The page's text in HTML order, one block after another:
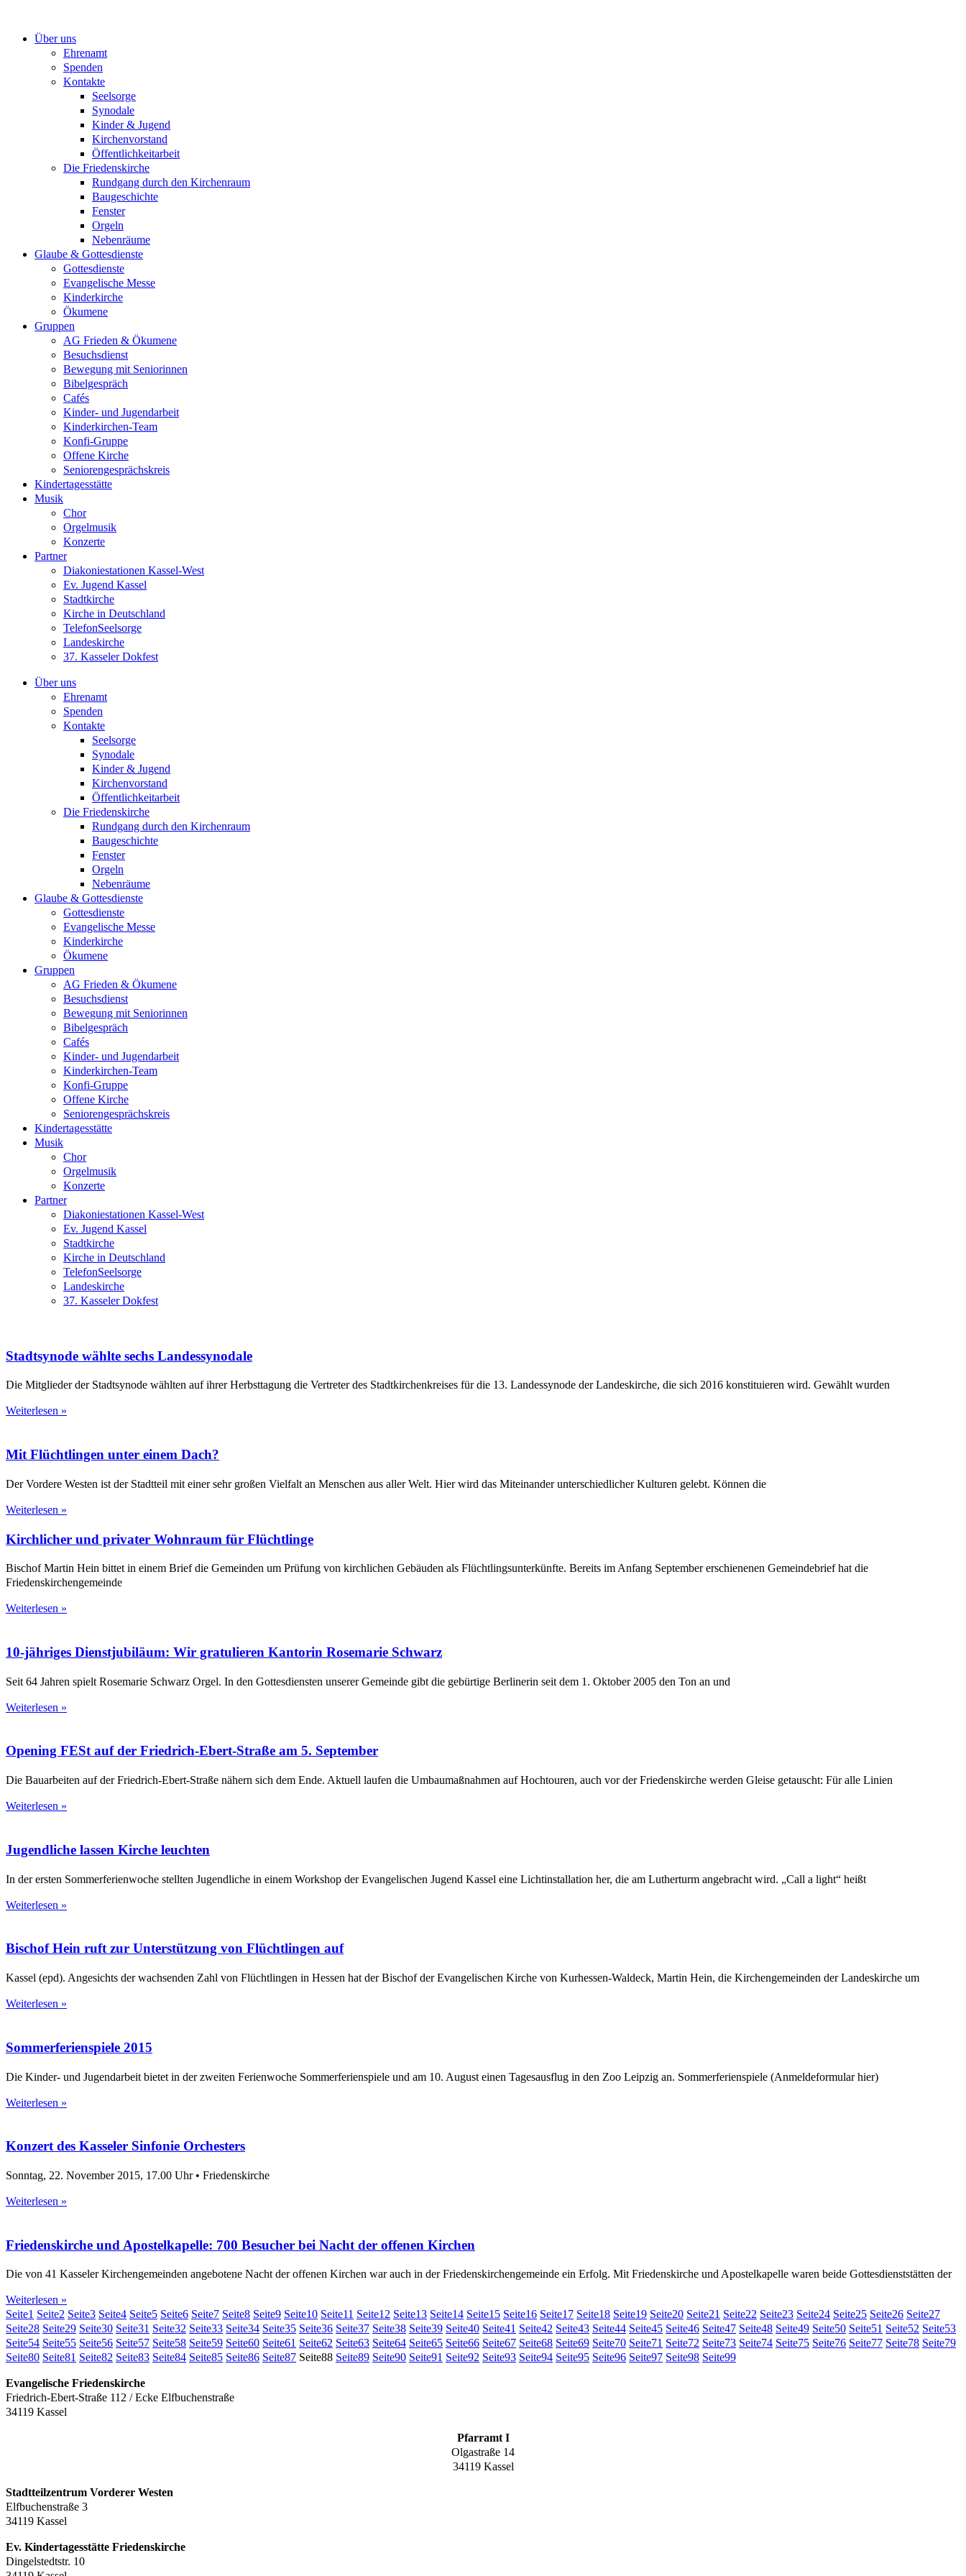
springenÜber uns
Ehrenamt
Spenden
Kontakte
Seelsorge
Synodale
Kinder & Jugend
Kirchenvorstand
Öffentlichkeitarbeit
Die Friedenskirche
Rundgang durch den Kirchenraum
Baugeschichte
Fenster
Orgeln
Nebenräume
Glaube & Gottesdienste
Gottesdienste
Evangelische Messe
Kinderkirche
Ökumene
Gruppen
AG Frieden & Ökumene
Besuchsdienst
Bewegung mit Seniorinnen
Bibelgespräch
Cafés
Kinder- und Jugendarbeit
Kinderkirchen-Team
Konfi-Gruppe
Offene Kirche
Seniorengesprächskreis
Kindertagesstätte
Musik
Chor
Orgelmusik
Konzerte
Partner
Diakoniestationen Kassel-West
Ev. Jugend Kassel
Stadtkirche
Kirche in Deutschland
TelefonSeelsorge
Landeskirche
37. Kasseler Dokfest
Über uns
Ehrenamt
Spenden
Kontakte
Seelsorge
Synodale
Kinder & Jugend
Kirchenvorstand
Öffentlichkeitarbeit
Die Friedenskirche
Rundgang durch den Kirchenraum
Baugeschichte
Fenster
Orgeln
Nebenräume
Glaube & Gottesdienste
Gottesdienste
Evangelische Messe
Kinderkirche
Ökumene
Gruppen
AG Frieden & Ökumene
Besuchsdienst
Bewegung mit Seniorinnen
Bibelgespräch
Cafés
Kinder- und Jugendarbeit
Kinderkirchen-Team
Konfi-Gruppe
Offene Kirche
Seniorengesprächskreis
Kindertagesstätte
Musik
Chor
Orgelmusik
Konzerte
Partner
Diakoniestationen Kassel-West
Ev. Jugend Kassel
Stadtkirche
Kirche in Deutschland
TelefonSeelsorge
Landeskirche
37. Kasseler Dokfest
Stadtsynode wählte sechs Landessynodale
Die Mitglieder der Stadtsynode wählten auf ihrer Herbsttagung die Vertreter des Stadtkirchenkreises für die 13. Landessynode der Landeskirche, die sich 2016 konstituieren wird. Gewählt wurden
Weiterlesen »
Mit Flüchtlingen unter einem Dach?
Der Vordere Westen ist der Stadtteil mit einer sehr großen Vielfalt an Menschen aus aller Welt. Hier wird das Miteinander unterschiedlicher Kulturen gelebt. Können die
Weiterlesen »
Kirchlicher und privater Wohnraum für Flüchtlinge
Bischof Martin Hein bittet in einem Brief die Gemeinden um Prüfung von kirchlichen Gebäuden als Flüchtlingsunterkünfte. Bereits im Anfang September erschienenen Gemeindebrief hat die
Friedenskirchengemeinde
Weiterlesen »
10-jähriges Dienstjubiläum: Wir gratulieren Kantorin Rosemarie Schwarz
Seit 64 Jahren spielt Rosemarie Schwarz Orgel. In den Gottesdiensten unserer Gemeinde gibt die gebürtige Berlinerin seit dem 1. Oktober 2005 den Ton an und
Weiterlesen »
Opening FESt auf der Friedrich-Ebert-Straße am 5. September
Die Bauarbeiten auf der Friedrich-Ebert-Straße nähern sich dem Ende. Aktuell laufen die Umbaumaßnahmen auf Hochtouren, auch vor der Friedenskirche werden Gleise getauscht: Für alle Linien
Weiterlesen »
Jugendliche lassen Kirche leuchten
In der ersten Sommerferienwoche stellten Jugendliche in einem Workshop der Evangelischen Jugend Kassel eine Lichtinstallation her, die am Lutherturm angebracht wird. „Call a light“ heißt
Weiterlesen »
Bischof Hein ruft zur Unterstützung von Flüchtlingen auf
Kassel (epd). Angesichts der wachsenden Zahl von Flüchtlingen in Hessen hat der Bischof der Evangelischen Kirche von Kurhessen-Waldeck, Martin Hein, die Kirchengemeinden der Landeskirche um
Weiterlesen »
Sommerferienspiele 2015
Die Kinder- und Jugendarbeit bietet in der zweiten Ferienwoche Sommerferienspiele und am 10. August einen Tagesausflug in den Zoo Leipzig an. Sommerferienspiele (Anmeldeformular hier)
Weiterlesen »
Konzert des Kasseler Sinfonie Orchesters
Sonntag, 22. November 2015, 17.00 Uhr • Friedenskirche
Weiterlesen »
Friedenskirche und Apostelkapelle: 700 Besucher bei Nacht der offenen Kirchen
Die von 41 Kasseler Kirchengemeinden angebotene Nacht der offenen Kirchen war auch in der Friedenskirchengemeinde ein Erfolg. Mit Friedenskirche und Apostelkapelle waren beide Gottesdienststätten der
Weiterlesen »
Seite1 Seite2 Seite3 Seite4 Seite5 Seite6 Seite7 Seite8 Seite9 Seite10 Seite11 Seite12 Seite13 Seite14 Seite15 Seite16 Seite17 Seite18 Seite19 Seite20 Seite21 Seite22 Seite23 Seite24 Seite25 Seite26 Seite27
Seite28 Seite29 Seite30 Seite31 Seite32 Seite33 Seite34 Seite35 Seite36 Seite37 Seite38 Seite39 Seite40 Seite41 Seite42 Seite43 Seite44 Seite45 Seite46 Seite47 Seite48 Seite49 Seite50 Seite51 Seite52 Seite53
Seite54 Seite55 Seite56 Seite57 Seite58 Seite59 Seite60 Seite61 Seite62 Seite63 Seite64 Seite65 Seite66 Seite67 Seite68 Seite69 Seite70 Seite71 Seite72 Seite73 Seite74 Seite75 Seite76 Seite77 Seite78 Seite79
Seite80 Seite81 Seite82 Seite83 Seite84 Seite85 Seite86 Seite87 Seite88 Seite89 Seite90 Seite91 Seite92 Seite93 Seite94 Seite95 Seite96 Seite97 Seite98 Seite99
Evangelische Friedenskirche
Friedrich-Ebert-Straße 112 / Ecke Elfbuchenstraße
34119 Kassel
Pfarramt I
Olgastraße 14
34119 Kassel
Stadtteilzentrum Vorderer Westen
Elfbuchenstraße 3
34119 Kassel
Ev. Kindertagesstätte Friedenskirche
Dingelstedtstr. 10